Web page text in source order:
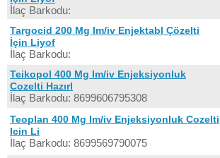
İlaç Barkodu:
Targocid 200 Mg Im/iv Enjektabl Çözelti
İçin Liyof
İlaç Barkodu:
Teikopol 400 Mg Im/iv Enjeksiyonluk
Cozelti Hazırl
İlaç Barkodu: 8699606795308
Teoplan 400 Mg Im/iv Enjeksiyonluk Cozelti
Icin Li
İlaç Barkodu: 8699569790075